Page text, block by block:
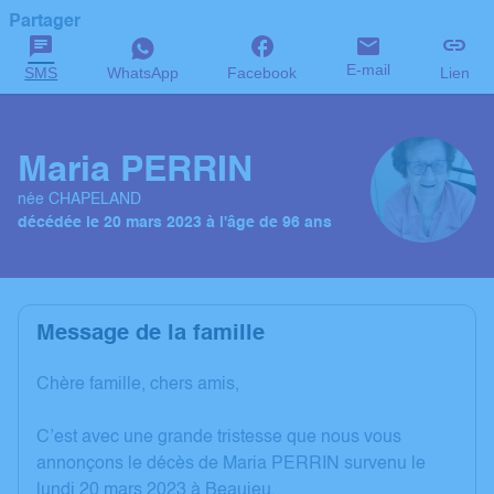
Partager
SMS WhatsApp Facebook E-mail Lien
Maria PERRIN
née CHAPELAND
décédée le 20 mars 2023 à l'âge de 96 ans
Message de la famille
Chère famille, chers amis,
C’est avec une grande tristesse que nous vous
annonçons le décès de Maria PERRIN survenu le